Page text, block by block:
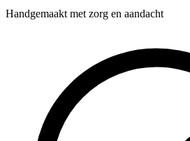
Handgemaakt met zorg en aandacht